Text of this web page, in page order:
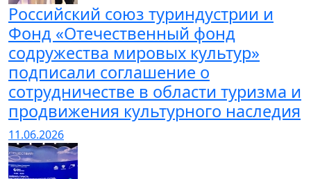
Российский союз туриндустрии и
Фонд «Отечественный фонд
содружества мировых культур»
подписали соглашение о
сотрудничестве в области туризма и
продвижения культурного наследия
11.06.2026